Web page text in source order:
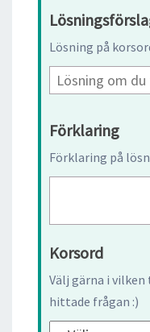
Lösning på
Förklaring
Förklaring på
Korsord
Välj gärna i
hittade frågan :)